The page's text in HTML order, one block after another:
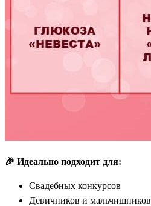
🎉 Идеально подходит для:
Свадебных конкурсов
Девичников и мальчишников